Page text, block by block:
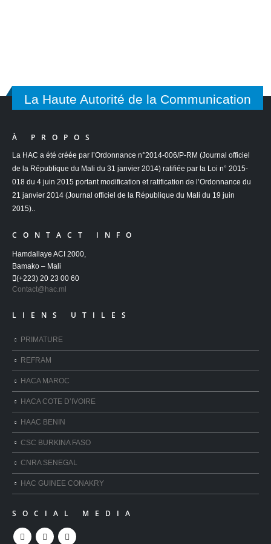
La Haute Autorité de la Communication
À PROPOS
La HAC a été créée par l’Ordonnance n°2014-006/P-RM (Journal officiel
de la République du Mali du 31 janvier 2014) ratifiée par la Loi n° 2015-
018 du 4 juin 2015 portant modification et ratification de l’Ordonnance du
21 janvier 2014 (Journal officiel de la République du Mali du 19 juin
2015)..
CONTACT INFO
Hamdallaye ACI 2000,
Bamako – Mali
(+223) 20 23 00 60
Contact@hac.ml
LIENS UTILES
PRIMATURE
REFRAM
HACA MAROC
HACA COTE D’IVOIRE
HAAC BENIN
CSC BURKINA FASO
CNRA SENEGAL
HAC GUINEE CONAKRY
SOCIAL MEDIA